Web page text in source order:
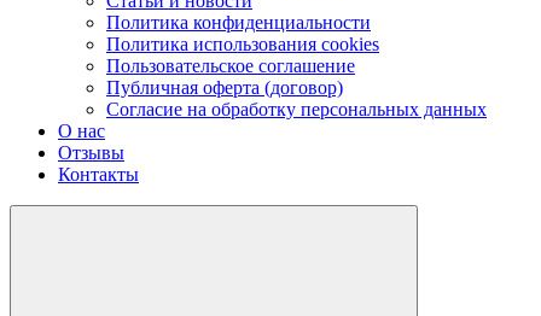
Политика конфиденциальности
Политика использования cookies
Пользовательское соглашение
Публичная оферта (договор)
Согласие на обработку персональных данных
О нас
Отзывы
Контакты